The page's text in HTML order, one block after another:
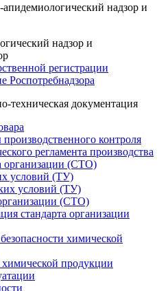
надзор и
надзор и
регистрации
Роспотребнадзора
техническая документация
контроля
регламента производства
организации (СТО)
условий (ТУ)
условий (ТУ)
(СТО)
стандарта организации
химической
химической продукции